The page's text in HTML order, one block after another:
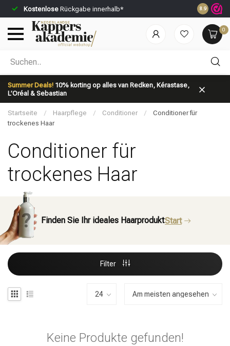
Kostenlose Rückgabe innerhalb* Vor 23:59
8.9
0
Summer Deals! 10% korting op alles van Redken, Kérastase,
L’Oréal & Sebastian
Nach welcher Kategorie suchst du?
Startseite / Haarpflege / Conditioner /
Conditioner für
trockenes Haar
Conditioner für
trockenes Haar
Finden Sie Ihr ideales HaarproduktStart
Filter
Keine Produkte gefunden!